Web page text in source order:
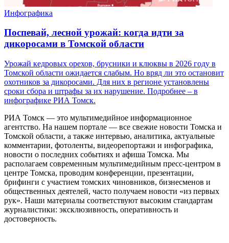
Инфографика
Поспевай, лесной урожай: когда идти за
дикоросами в Томской области
Урожай кедровых орехов, брусники и клюквы в 2026 году в
Томской области ожидается слабым. Но вряд ли это остановит
охотников за дикоросами. Для них в регионе установлены
сроки сбора и штрафы за их нарушение. Подробнее – в
инфографике РИА Томск.
РИА Томск — это мультимедийное информационное
агентство. На нашем портале — все свежие новости Томска и
Томской области, а также интервью, аналитика, актуальные
комментарии, фотоленты, видеорепортажи и инфографика,
новости о последних событиях и афиша Томска. Мы
располагаем современным мультимедийным пресс-центром в
центре Томска, проводим конференции, презентации,
брифинги с участием томских чиновников, бизнесменов и
общественных деятелей, часто получаем новости «из первых
рук». Наши материалы соответствуют высоким стандартам
журналистики: эксклюзивность, оперативность и
достоверность.